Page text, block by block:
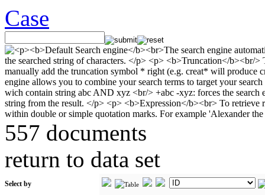
Case
557 documents
return to data set
Select by